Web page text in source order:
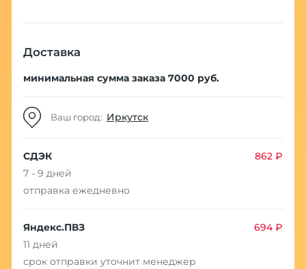
Доставка
минимальная сумма заказа 7000 руб.
Ваш город: Иркутск
СДЭК
862 ₽
7 - 9 дней
отправка ежедневно
Яндекс.ПВЗ
694 ₽
11 дней
срок отправки уточнит менеджер